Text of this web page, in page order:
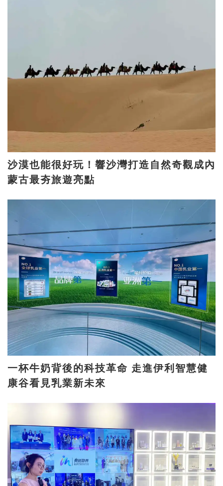
沙漠也能很好玩！響沙灣打造自然奇觀成內
蒙古最夯旅遊亮點
一杯牛奶背後的科技革命 走進伊利智慧健
康谷看見乳業新未來